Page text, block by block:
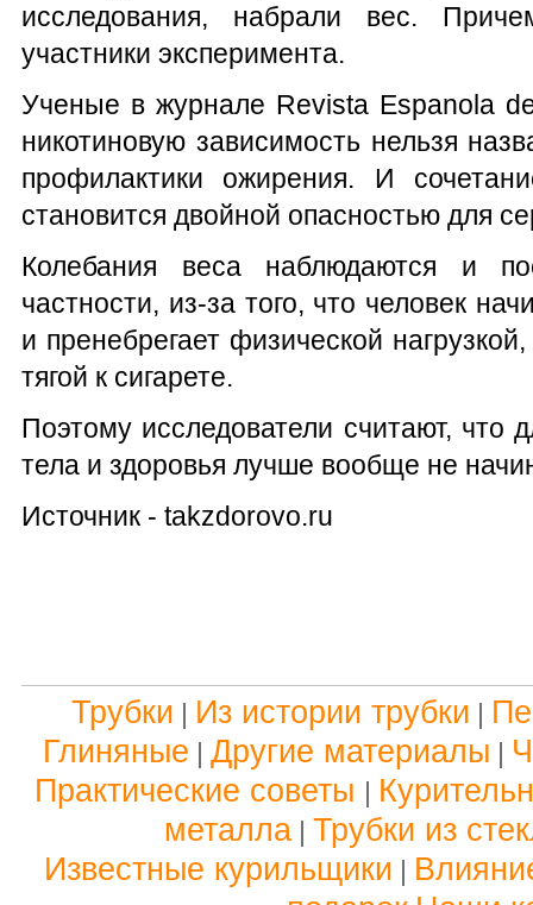
исследования, набрали вес.
участники эксперимента.
Ученые в журнале Revista Espanola
никотиновую зависимость нельзя
профилактики ожирения. И
становится двойной опасностью для
Колебания веса наблюдаются и
частности, из-за того, что человек
и пренебрегает физической
тягой к сигарете.
Поэтому исследователи считают, что
тела и здоровья лучше вообще не
Источник - takzdorovo.ru
Трубки | Из истории трубки |
Глиняные | Другие материалы |
Практические советы |
металла | Трубки из
Известные курильщики |